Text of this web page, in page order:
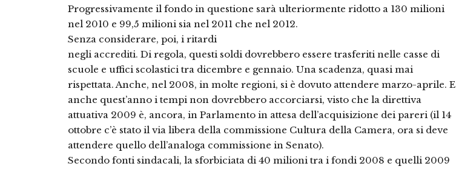
Progressivamente il fondo in questione sarà ulteriormente ridotto a 130 milioni
nel 2010 e 99,5 milioni sia nel 2011 che nel 2012.
Senza considerare, poi, i ritardi
negli accrediti. Di regola, questi soldi dovrebbero essere trasferiti nelle casse di
scuole e uffici scolastici tra dicembre e gennaio. Una scadenza, quasi mai
rispettata. Anche, nel 2008, in molte regioni, si è dovuto attendere marzo-aprile. E
anche quest’anno i tempi non dovrebbero accorciarsi, visto che la direttiva
attuativa 2009 è, ancora, in Parlamento in attesa dell’acquisizione dei pareri (il 14
ottobre c’è stato il via libera della commissione Cultura della Camera, ora si deve
attendere quello dell’analoga commissione in Senato).
Secondo fonti sindacali, la sforbiciata di 40 milioni tra i fondi 2008 e quelli 2009